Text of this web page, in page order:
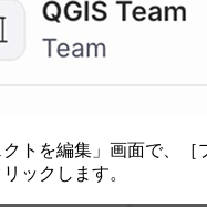
クトを編集」画面で、［
ックします。